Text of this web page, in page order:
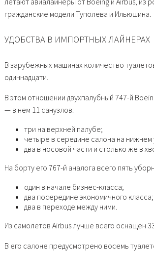
гражданские модели Туполева и Ильюшина.
УДОБСТВА В ИМПОРТНЫХ ЛАЙНЕРАХ
В зарубежных машинах количество
одиннадцати.
В этом отношении двухпалубный 747-й
— в нем 11 санузлов:
три на верхней палубе;
четыре в середине салона на нижнем
два в носовой части и столько же в
На борту его 767-й аналога всего пять
один в начале бизнес-класса;
два посередине экономичного класса;
два в переходе между ними.
Из самолетов Airbus лучше всего оснащен
В его салоне предусмотрено восемь